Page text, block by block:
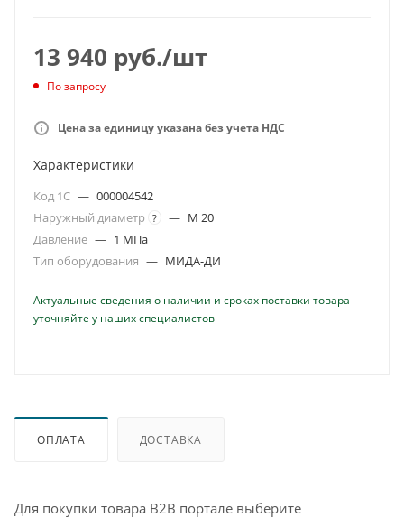
13 940 руб./шт
По запросу
Цена за единицу указана без учета НДС
Характеристики
Код 1С — 000004542
Наружный диаметр ? — M 20
Давление — 1 МПа
Тип оборудования — МИДА-ДИ
Актуальные сведения о наличии и сроках поставки товара
уточняйте у наших специалистов
ОПЛАТА ДОСТАВКА
Для покупки товара B2B портале выберите